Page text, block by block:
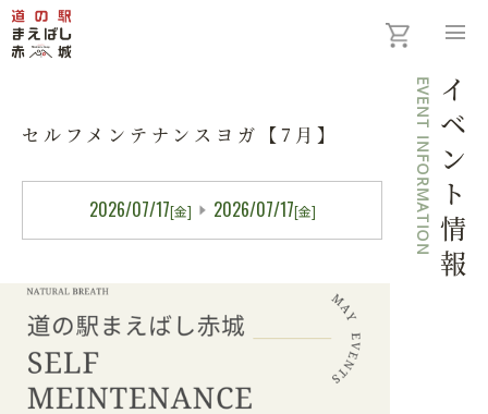
menu
セルフメンテナンスヨガ【7月】
2026/07/17[金] 2026/07/17[金] イベント情報
EVENT INFORMATION